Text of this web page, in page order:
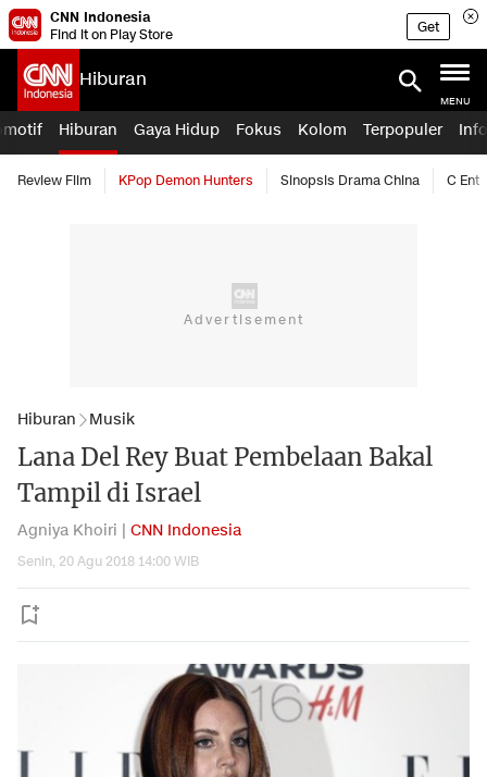
CNN Indonesia
Find it on Play Store
Get
Hiburan
MENU
Hiburan Gaya Hidup Fokus Kolom Terpopuler
Review Film KPop Demon Hunters Sinopsis Drama China C Ent
Hiburan Musik
Lana Del Rey Buat Pembelaan Bakal
Tampil di Israel
Agniya Khoiri | CNN Indonesia
Senin, 20 Agu 2018 14:00 WIB